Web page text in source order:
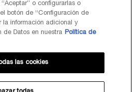
2026
o configurarlas o
botón de “Configuración de
la información adicional y
de Datos en nuestra Política de
las cookies